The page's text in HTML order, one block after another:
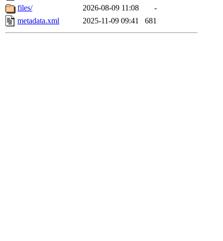
files/
2026-08-09 11:08
-
metadata.xml
2025-11-09 09:41 681